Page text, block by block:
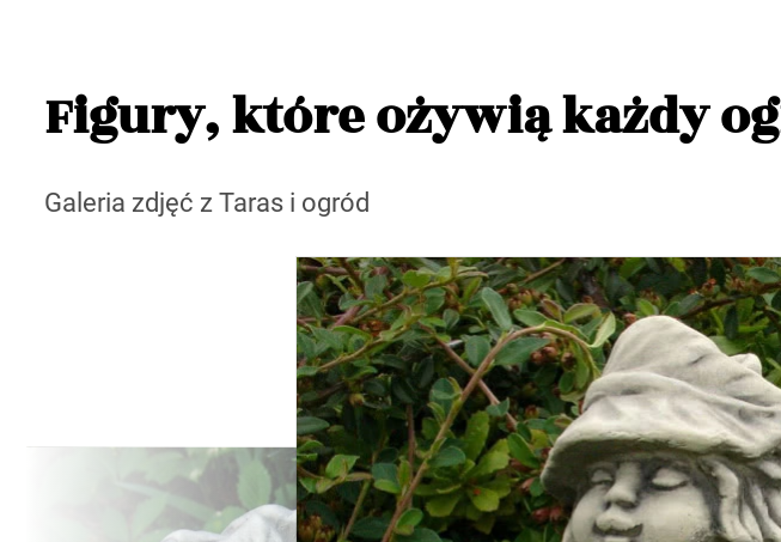
Figury, które ożywią każdy
Galeria zdjęć z Taras i ogród